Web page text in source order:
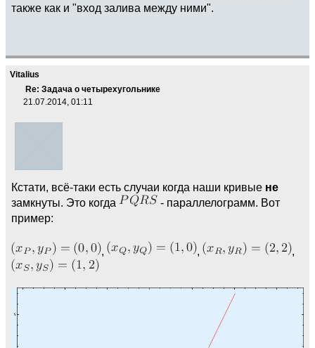
также как и "вход залива между ними".
Vitalius
Re: Задача о четырехугольнике
21.07.2014, 01:11
Кстати, всё-таки есть случаи когда наши кривые не
замкнуты. Это когда
- параллелограмм. Вот
пример:
, , ,